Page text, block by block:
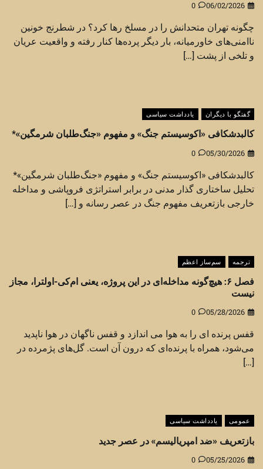
06/02/2026
0
چگونه تهران متحدانش را در مسلخ رها کرد؟ در شطرنج خونین
ناامنی‌های خاورمیانه، بار دیگر پرده‌ها کنار رفته و واقعیت عریان
و تلخی از پشت […]
گفتگو با دیگران یادداشت سیاسی
کالبدشکافی «اکوسیستم جنگ» و مفهوم «جنگ‌طلبان شرمگین»*
05/30/2026
0
کالبدشکافی «اکوسیستم جنگ» و مفهوم «جنگ‌طلبان شرمگین»*
تحلیل ساختاری گذار مدنی در برابر استراتژی فروپاشی و مداخله
خارجی بازتعریف مفهوم جنگ در عصر رسانه و […]
ترجمه سم‌ساز اعظم
فصل ۶: هیچ‌گونه مداخله‌ای در این پروژه، یعنی ام‌کی-اولترا، مجاز
نیست
05/28/2026
0
قفس پرنده ای را به هوا می اندازد و قفس ناگهان در هوا ناپدید
می‌شود، همراه با پرنده‌ای که درون آن است. گل‌های پژمرده در
[…]
عمومی یادداشت سیاسی
بازتعریف «ضد امپریالیسم» در عصر جدید
05/25/2026
0